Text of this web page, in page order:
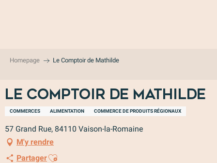
Homepage Le Comptoir de Mathilde
Le Comptoir de Mathilde
COMMERCES ALIMENTATION COMMERCE DE PRODUITS RÉGIONAUX
57 Grand Rue, 84110 Vaison-la-Romaine
M'y rendre
PartagerAjouter aux favoris